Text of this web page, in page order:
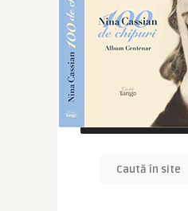
CAUTĂ ÎN SITE